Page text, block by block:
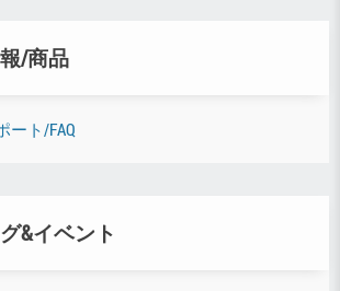
/商品
ート/FAQ
&イベント